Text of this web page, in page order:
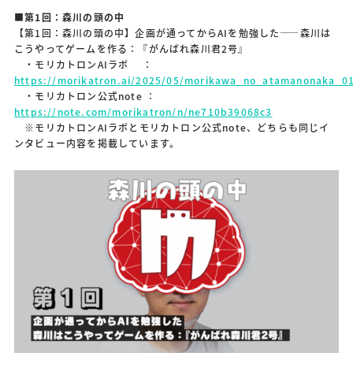
■第1回：森川の頭の中
【第1回：森川の頭の中】企画が通ってからAIを勉強した——森川は
こうやってゲームを作る：『がんばれ森川君2号』
・モリカトロンAIラボ ：
https://morikatron.ai/2025/05/
・モリカトロン公式note ：
https://note.com/morikatron/n/ne710b39068c3
※モリカトロンAIラボとモリカトロン公式note、どちらも同じイ
ンタビュー内容を掲載しています。